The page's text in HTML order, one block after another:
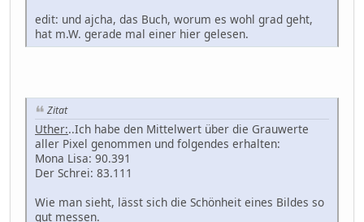
edit: und ajcha, das Buch, worum es wohl grad geht,
hat m.W. gerade mal einer hier gelesen.
Zitat
Uther:..Ich habe den Mittelwert über die Grauwerte
aller Pixel genommen und folgendes erhalten:
Mona Lisa: 90.391
Der Schrei: 83.111
Wie man sieht, lässt sich die Schönheit eines Bildes so
gut messen.